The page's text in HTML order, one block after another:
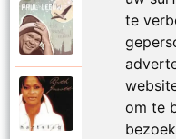
te
om te
Paul De Leeuw
Kerstmis
Ruth Jacott
Kijk niet uit